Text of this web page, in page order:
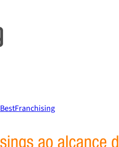
BestFranchising